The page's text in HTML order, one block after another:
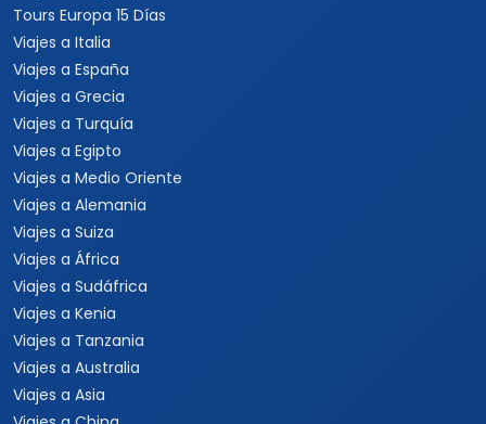
Tours Europa 15 Días
Viajes a Italia
Viajes a España
Viajes a Grecia
Viajes a Turquía
Viajes a Egipto
Viajes a Medio Oriente
Viajes a Alemania
Viajes a Suiza
Viajes a África
Viajes a Sudáfrica
Viajes a Kenia
Viajes a Tanzania
Viajes a Australia
Viajes a Asia